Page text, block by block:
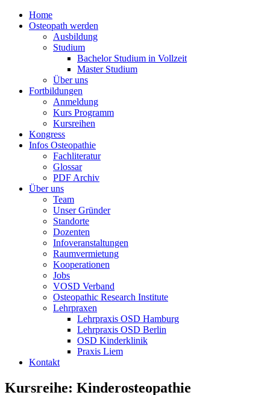
Home
Osteopath werden
Ausbildung
Studium
Bachelor Studium in Vollzeit
Master Studium
Über uns
Fortbildungen
Anmeldung
Kurs Programm
Kursreihen
Kongress
Infos Osteopathie
Fachliteratur
Glossar
PDF Archiv
Über uns
Team
Unser Gründer
Standorte
Dozenten
Infoveranstaltungen
Raumvermietung
Kooperationen
Jobs
VOSD Verband
Osteopathic Research Institute
Lehrpraxen
Lehrpraxis OSD Hamburg
Lehrpraxis OSD Berlin
OSD Kinderklinik
Praxis Liem
Kontakt
Kursreihe: Kinder­osteopathie